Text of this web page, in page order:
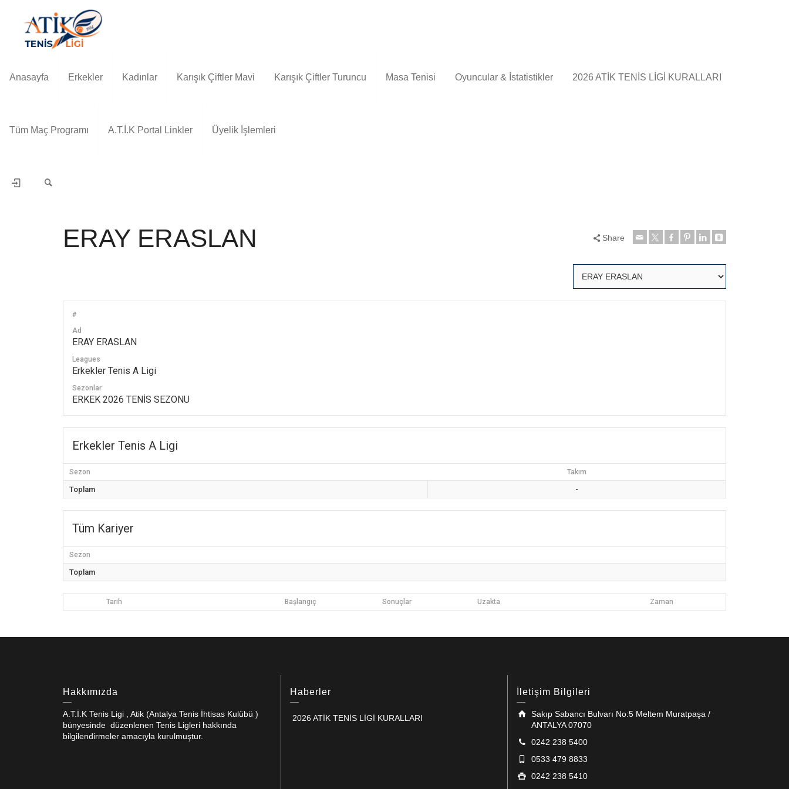
Anasayfa Erkekler Kadınlar Karışık Çiftler Mavi Karışık Çiftler Turuncu Masa Tenisi Oyuncular & İstatistikler 2026 ATİK TENİS LİGİ KURALLARI
Tüm Maç Programı A.T.İ.K Portal Linkler Üyelik İşlemleri
ERAY ERASLAN Share
#
Ad
ERAY ERASLAN
Leagues
Erkekler Tenis A Ligi
Sezonlar
ERKEK 2026 TENİS SEZONU
Erkekler Tenis A Ligi
Sezon Takım
Toplam -
Tüm Kariyer
Sezon
Toplam
Tarih Başlangıç Sonuçlar Uzakta Zaman
Hakkımızda
A.T.İ.K Tenis Ligi , Atik (Antalya Tenis İhtisas Kulübü )
bünyesinde düzenlenen Tenis Ligleri hakkında
bilgilendirmeler amacıyla kurulmuştur.
Haberler
2026 ATİK TENİS LİGİ KURALLARI
İletişim Bilgileri
Sakıp Sabancı Bulvarı No:5 Meltem Muratpaşa /
ANTALYA 07070
0242 238 5400
0533 479 8833
0242 238 5410